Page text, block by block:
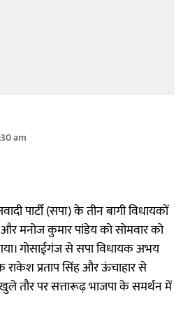
am
पार्टी (सपा) के तीन बागी विधायकों
मनोज कुमार पांडेय को सोमवार को
गया। गोसाईगंज से सपा विधायक अभय
राकेश प्रताप सिंह और ऊंचाहार से
तौर पर सत्तारूढ़ भाजपा के समर्थन में